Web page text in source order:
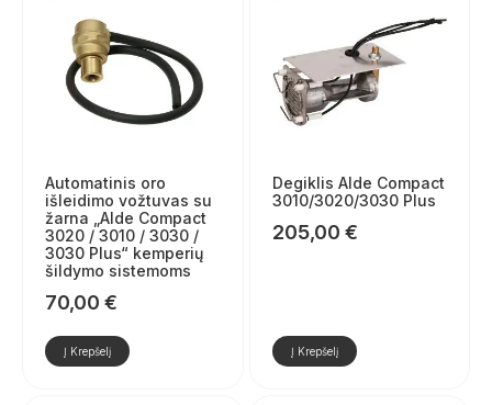
Automatinis oro
išleidimo vožtuvas su
žarna „Alde Compact
3020 / 3010 / 3030 /
3030 Plus“ kemperių
šildymo sistemoms
70,00 €
Į Krepšelį
Degiklis Alde Compact
3010/3020/3030 Plus
205,00 €
Į Krepšelį